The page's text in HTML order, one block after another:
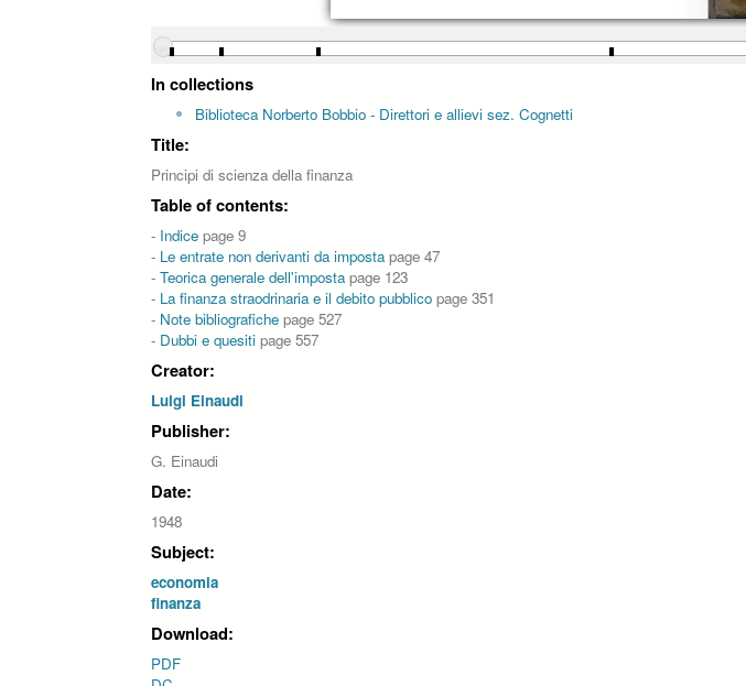
In collections
Biblioteca Norberto Bobbio - Direttori e allievi sez. Cognetti
Title:
Principi di scienza della finanza
Table of contents:
- Indice page 9
- Le entrate non derivanti da impostapage 47
- Teorica generale dell'impostapage 123
- La finanza straodrinaria e il debito pubblico page 351
- Note bibliografiche page 527
- Dubbi e quesiti page 557
Creator:
Luigi Einaudi
Publisher:
G. Einaudi
Date:
1948
Subject:
economia
finanza
Download:
PDF